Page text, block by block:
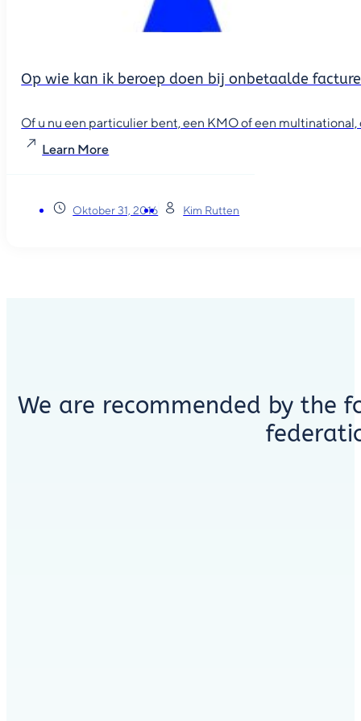
Op wie kan ik beroep doen bij onbetaalde
Of u nu een particulier bent, een KMO of een
Learn More
Oktober 31, 2016 Kim Rutten
We are recommended by the